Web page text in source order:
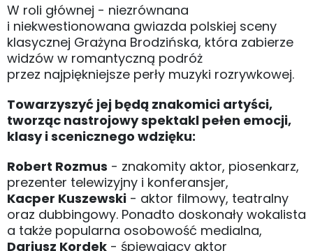
W roli głównej - niezrównana
i niekwestionowana gwiazda polskiej sceny
klasycznej Grażyna Brodzińska, która zabierze
widzów w romantyczną podróż
przez najpiękniejsze perły muzyki rozrywkowej.
Towarzyszyć jej będą znakomici artyści,
tworząc nastrojowy spektakl pełen emocji,
klasy i scenicznego wdzięku:
Robert Rozmus - znakomity aktor, piosenkarz,
prezenter telewizyjny i konferansjer,
Kacper Kuszewski - aktor filmowy, teatralny
oraz dubbingowy. Ponadto doskonały wokalista
a także popularna osobowość medialna,
Dariusz Kordek - śpiewający aktor